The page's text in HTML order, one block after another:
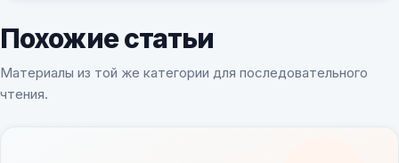
Похожие статьи
Материалы из той же категории для последовательного
чтения.